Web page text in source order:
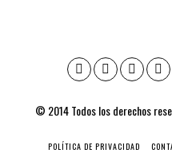
© 2014 Todos los derechos
POLÍTICA DE PRIVACIDAD